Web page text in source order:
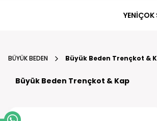
YENİÇOK
BÜYÜK BEDEN Büyük Beden Trençkot &
Büyük Beden Trençkot & Kap